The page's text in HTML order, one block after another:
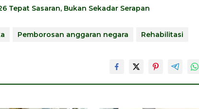
Tepat Sasaran, Bukan Sekadar Serapan
Pemborosan anggaran negara Rehabilitasi